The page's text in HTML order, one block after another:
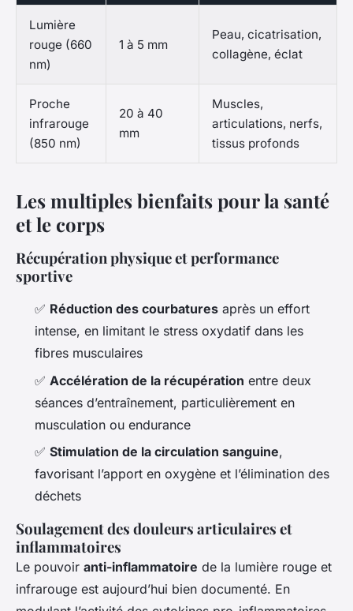
Lumière
rouge (660
nm)
1 à 5 mm
Peau, cicatrisation,
collagène, éclat
Proche
infrarouge
(850 nm)
20 à 40
mm
Muscles,
articulations, nerfs,
tissus profonds
Les multiples bienfaits pour la santé
et le corps
Récupération physique et performance
sportive
✅ Réduction des courbatures après un effort
intense, en limitant le stress oxydatif dans les
fibres musculaires
✅ Accélération de la récupération entre deux
séances d’entraînement, particulièrement en
musculation ou endurance
✅ Stimulation de la circulation sanguine,
favorisant l’apport en oxygène et l’élimination des
déchets
Soulagement des douleurs articulaires et
inflammatoires
Le pouvoir anti-inflammatoire de la lumière rouge et
infrarouge est aujourd’hui bien documenté. En